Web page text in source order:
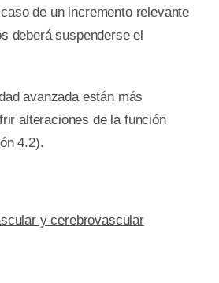
de un incremento relevante
deberá suspenderse el
avanzada están más
alteraciones de la función
4.2).
y cerebrovascular